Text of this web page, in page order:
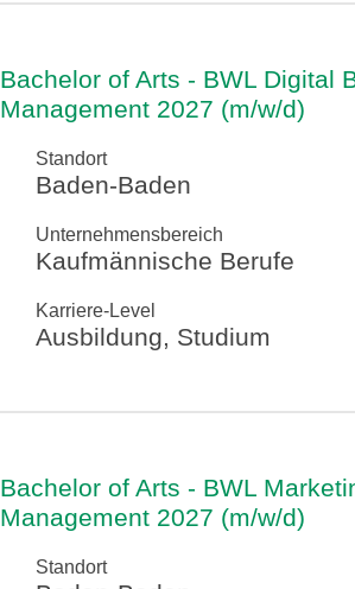
Bachelor of Arts - BWL Digital
Management 2027 (m/w/d)
Standort
Baden-Baden
Unternehmensbereich
Kaufmännische Berufe
Karriere-Level
Ausbildung, Studium
Bachelor of Arts - BWL
Management 2027 (m/w/d)
Standort